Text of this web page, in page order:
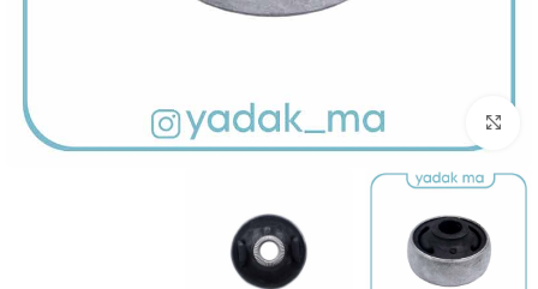
برای بزرگنمایی کلیک کنید